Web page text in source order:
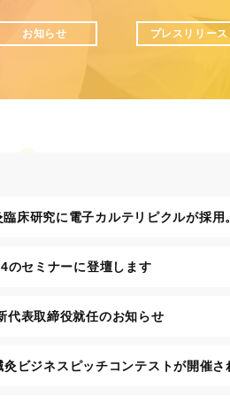
100
お知らせ プレスリリース
臨床研究に電子カルテリピクルが採
のセミナーに登壇します
代表取締役就任のお知らせ
灸ビジネスピッチコンテストが開催さ